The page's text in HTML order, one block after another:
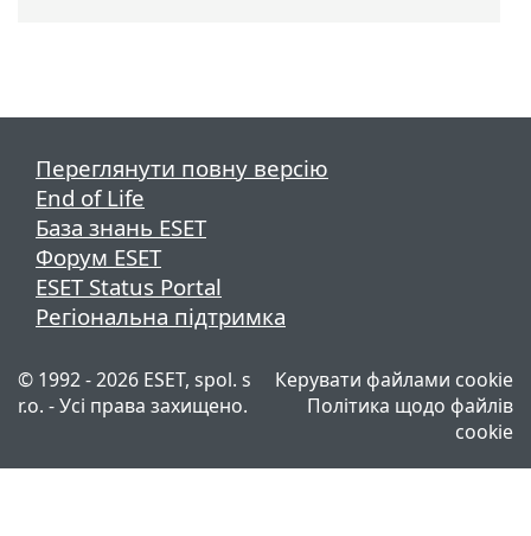
Переглянути повну версію
End of Life
База знань ESET
Форум ESET
ESET Status Portal
Регіональна підтримка
© 1992 - 2026 ESET, spol. s
r.o. - Усі права захищено.
Керувати файлами cookie
Політика щодо файлів
cookie